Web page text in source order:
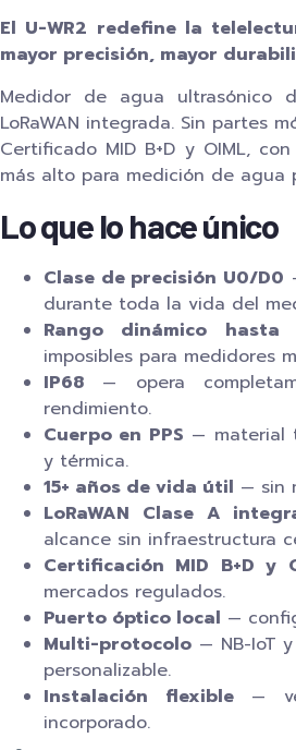
El U-WR2 redefine la
mayor precisión, mayor
Medidor de agua ultrasónico
LoRaWAN integrada. Sin partes
Certificado MID B+D y OIML,
más alto para medición de
Lo que lo hace único
Clase de precisión U0/D0
durante toda la vida del
Rango dinámico hasta
imposibles para medidores
IP68 — opera
rendimiento.
Cuerpo en PPS — material
y térmica.
15+ años de vida útil — sin
LoRaWAN Clase A
alcance sin infraestructura
Certificación MID B+D y
mercados regulados.
Puerto óptico local —
Multi-protocolo — NB-IoT
personalizable.
Instalación flexible—
incorporado.